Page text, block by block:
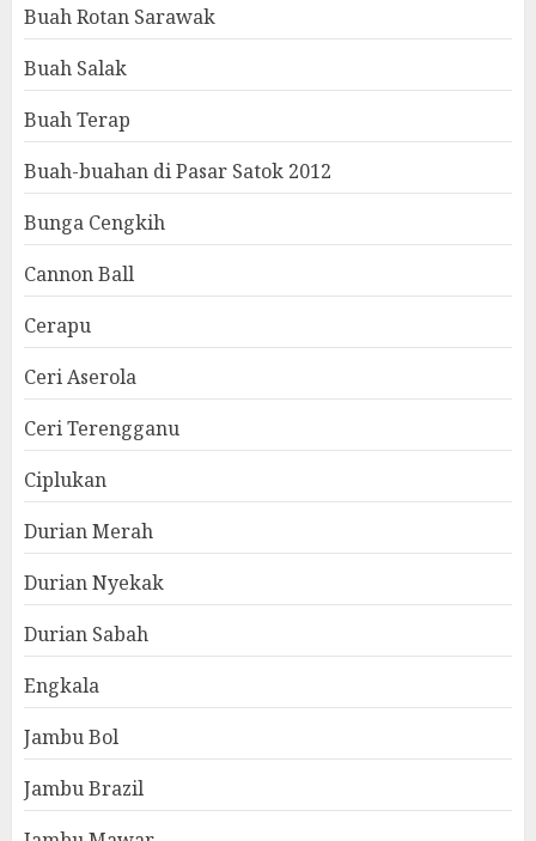
Buah Rotan Sarawak
Buah Salak
Buah Terap
Buah-buahan di Pasar Satok 2012
Bunga Cengkih
Cannon Ball
Cerapu
Ceri Aserola
Ceri Terengganu
Ciplukan
Durian Merah
Durian Nyekak
Durian Sabah
Engkala
Jambu Bol
Jambu Brazil